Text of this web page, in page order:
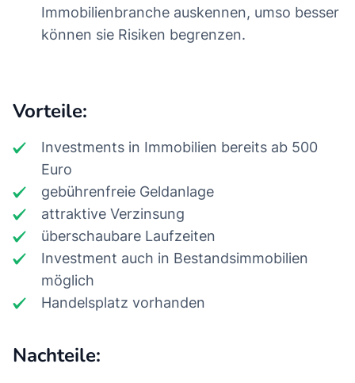
Immobilienbranche auskennen, umso besser
können sie Risiken begrenzen.
Vorteile:
Investments in Immobilien bereits ab 500
Euro
gebührenfreie Geldanlage
attraktive Verzinsung
überschaubare Laufzeiten
Investment auch in Bestandsimmobilien
möglich
Handelsplatz vorhanden
Nachteile: